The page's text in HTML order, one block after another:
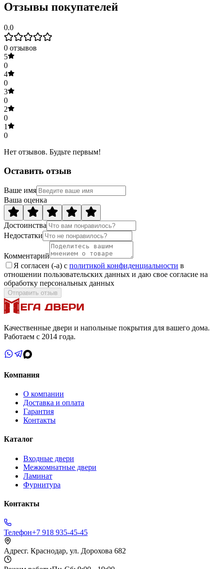
Отзывы покупателей
0.0
0 отзывов
5
0
4
0
3
0
2
0
1
0
Нет отзывов. Будьте первым!
Оставить отзыв
Ваше имя
Ваша оценка
Достоинства
Недостатки
Комментарий
Я согласен (-а) с политикой конфиденциальности в
отношении пользовательских данных и даю свое согласие на
обработку персональных данных
Отправить отзыв
Качественные двери и напольные покрытия для вашего дома.
Работаем с 2014 года.
Компания
О компании
Доставка и оплата
Гарантия
Контакты
Каталог
Входные двери
Межкомнатные двери
Ламинат
Фурнитура
Контакты
Телефон+7 918 935-45-45
Адресг. Краснодар, ул. Дорохова 682